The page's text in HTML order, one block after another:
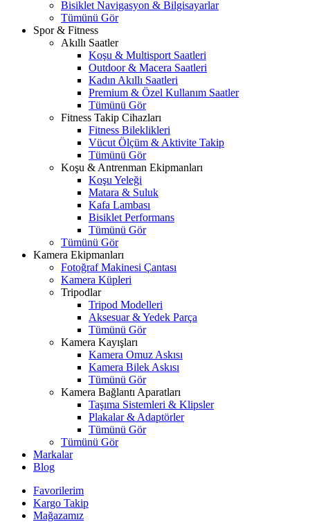
Bisiklet Navigasyon & Bilgisayarlar
Tümünü Gör
Spor & Fitness
Akıllı Saatler
Koşu & Multisport Saatleri
Outdoor & Macera Saatleri
Kadın Akıllı Saatleri
Premium & Özel Kullanım Saatler
Tümünü Gör
Fitness Takip Cihazları
Fitness Bileklikleri
Vücut Ölçüm & Aktivite Takip
Tümünü Gör
Koşu & Antrenman Ekipmanları
Koşu Yeleği
Matara & Suluk
Kafa Lambası
Bisiklet Performans
Tümünü Gör
Tümünü Gör
Kamera Ekipmanları
Fotoğraf Makinesi Çantası
Kamera Küpleri
Tripodlar
Tripod Modelleri
Aksesuar & Yedek Parça
Tümünü Gör
Kamera Kayışları
Kamera Omuz Askısı
Kamera Bilek Askısı
Tümünü Gör
Kamera Bağlantı Aparatları
Taşıma Sistemleri & Klipsler
Plakalar & Adaptörler
Tümünü Gör
Tümünü Gör
Markalar
Blog
Favorilerim
Kargo Takip
Mağazamız